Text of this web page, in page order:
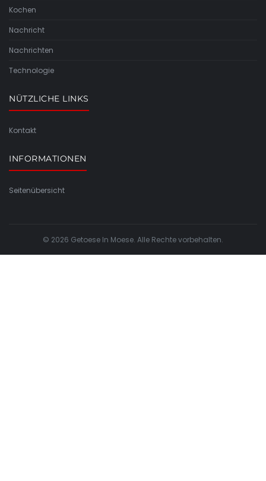
Kochen
Nachricht
Nachrichten
Technologie
NÜTZLICHE LINKS
Kontakt
INFORMATIONEN
Seitenübersicht
© 2026 Getoese In Moese. Alle Rechte vorbehalten.